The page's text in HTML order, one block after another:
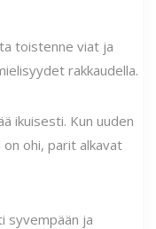
toistenne viat ja
rakkaudella.
ikuisesti. Kun uuden
ohi, parit alkavat
syvempään ja